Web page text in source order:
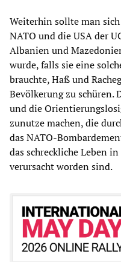
Weiterhin sollte man
NATO und die USA der
Albanien und
wurde, falls sie eine
brauchte, Haß und
Bevölkerung zu schüren.
und die
zunutze machen, die
das NATO-
das schreckliche Leben
verursacht worden sind.